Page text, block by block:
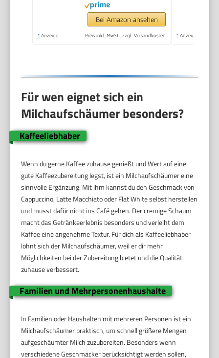
Handaufschäumer,
Zauberstab,
Getränkemixer für
Bei Amazon ansehen
* Anzeige Preis inkl. MwSt., zzgl. Versandkosten * Anzeige
Für wen eignet sich ein
Milchaufschäumer besonders?
Kaffeeliebhaber
Wenn du gerne Kaffee zuhause genießt und Wert auf eine
gute Kaffeezubereitung legst, ist ein Milchaufschäumer eine
sinnvolle Ergänzung. Mit ihm kannst du den Geschmack von
Cappuccino, Latte Macchiato oder Flat White selbst herstellen
und musst dafür nicht ins Café gehen. Der cremige Schaum
macht das Getränkeerlebnis besonders und verleiht dem
Kaffee eine angenehme Textur. Für dich als Kaffeeliebhaber
lohnt sich der Milchaufschäumer, weil er dir mehr
Möglichkeiten bei der Zubereitung bietet und die Qualität
zuhause verbessert.
Familien und Mehrpersonenhaushalte
In Familien oder Haushalten mit mehreren Personen ist ein
Milchaufschäumer praktisch, um schnell größere Mengen
aufgeschäumter Milch zuzubereiten. Besonders wenn
verschiedene Geschmäcker berücksichtigt werden sollen,